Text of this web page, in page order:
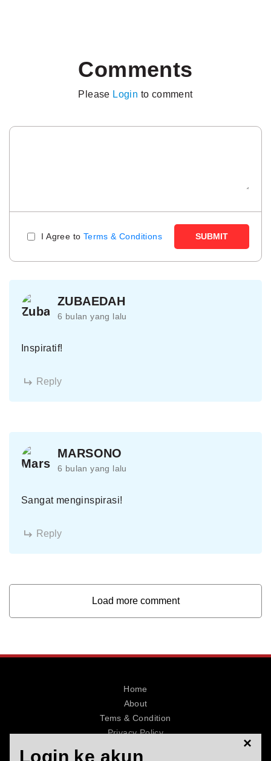
Comments
Please Login to comment
I Agree to Terms & Conditions SUBMIT
ZUBAEDAH
6 bulan yang lalu
Inspiratif!
Reply
MARSONO
6 bulan yang lalu
Sangat menginspirasi!
Reply
Load more comment
Home
About
Tems & Condition
Privacy Policy
Login ke akun
×